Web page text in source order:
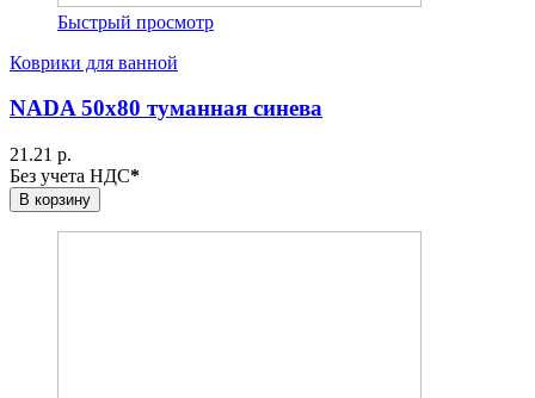
Быстрый просмотр
Коврики для ванной
NADA 50х80 туманная синева
21.21 р.
Без учета НДС*
В корзину